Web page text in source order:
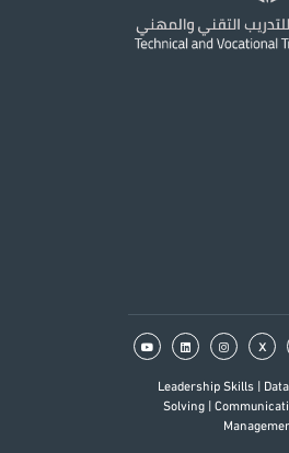
x
Leadership Skills
Solving